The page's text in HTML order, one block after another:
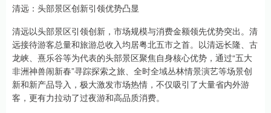
清远：头部景区创新引领优势凸显
清远以头部景区引领创新，市场规模与消费金额领先优势突出。清
远接待游客总量和旅游总收入均居粤北五市之首。以清远长隆、古
龙峡、熹乐谷等为代表的头部景区聚焦自身核心优势，通过“五大
非洲神兽闹新春”寻踪探索之旅、全时全域丛林情景演艺等场景创
新和新产品导入，极大激发市场热情，不仅吸引了大量省内外游
客，更有力拉动了过夜游和高品质消费。